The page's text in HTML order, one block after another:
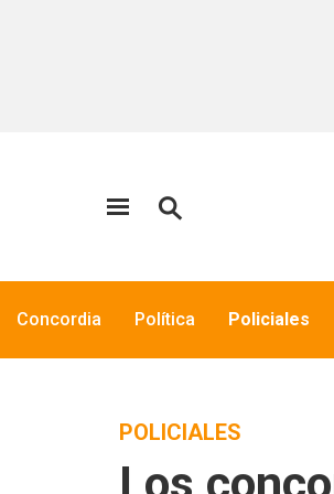
Concordia Política Policiales
POLICIALES
Los